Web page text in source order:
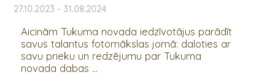
27.10.2023 - 31.08.2024
Aicinām Tukuma novada iedzīvotājus parādīt
savus talantus fotomākslas jomā: daloties ar
savu prieku un redzējumu par Tukuma
novada dabas ...